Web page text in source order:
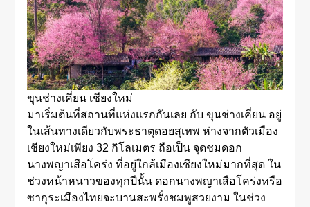
ขุนช่างเคี่ยน เชียงใหม่
มาเริ่มต้นที่สถานที่แห่งแรกกันเลย กับ ขุนช่างเคี่ยน อยู่
ในเส้นทางเดียวกับพระธาตุดอยสุเทพ ห่างจากตัวเมือง
เชียงใหม่เพียง 32 กิโลเมตร ถือเป็น จุดชมดอก
นางพญาเสือโคร่ง ที่อยู่ใกล้เมืองเชียงใหม่มากที่สุด ใน
ช่วงหน้าหนาวของทุกปีนั้น ดอกนางพญาเสือโคร่งหรือ
ซากุระเมืองไทยจะบานสะพรั่งชมพูสวยงาม ในช่วง